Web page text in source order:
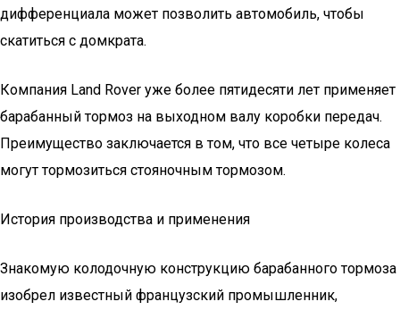
дифференциала может позволить автомобиль, чтобы
скатиться с домкрата.
Компания Land Rover уже более пятидесяти лет применяет
барабанный тормоз на выходном валу коробки передач.
Преимущество заключается в том, что все четыре колеса
могут тормозиться стояночным тормозом.
История производства и применения
Знакомую колодочную конструкцию барабанного тормоза
изобрел известный французский промышленник,